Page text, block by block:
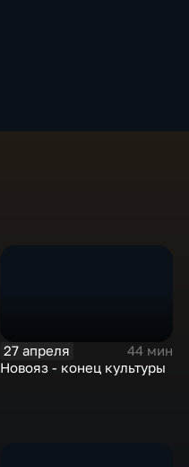
27 апреля
44 мин
Новояз - конец культуры